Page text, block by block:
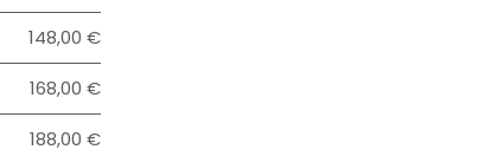
148,00 €
168,00 €
188,00 €